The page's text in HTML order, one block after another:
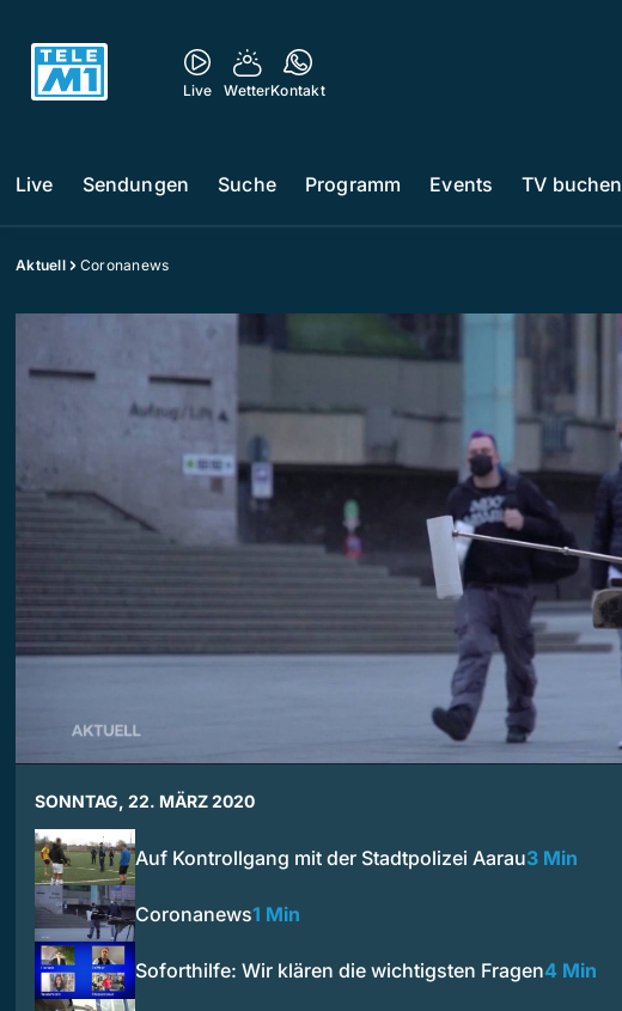
Live WetterKontakt
Live Sendungen Suche Programm Events TV buchen
Aktuell Coronanews
SONNTAG, 22. MÄRZ 2020
Auf Kontrollgang mit der Stadtpolizei Aarau3 Min
Coronanews1 Min
Soforthilfe: Wir klären die wichtigsten Fragen4 Min